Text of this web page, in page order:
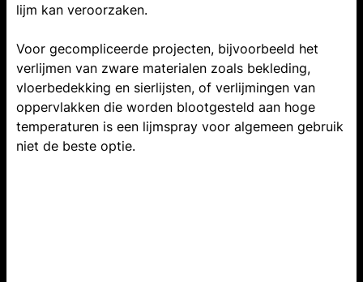
lijm kan veroorzaken.
Voor gecompliceerde projecten, bijvoorbeeld het
verlijmen van zware materialen zoals bekleding,
vloerbedekking en sierlijsten, of verlijmingen van
oppervlakken die worden blootgesteld aan hoge
temperaturen is een lijmspray voor algemeen gebruik
niet de beste optie.